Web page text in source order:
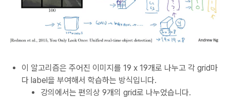
이 알고리즘은 주어진 이미지를 19 x 19개로 나누고 각 grid마
다 label을 부여해서 학습하는 방식입니다.
강의에서는 편의상 9개의 grid로 나누었습니다.